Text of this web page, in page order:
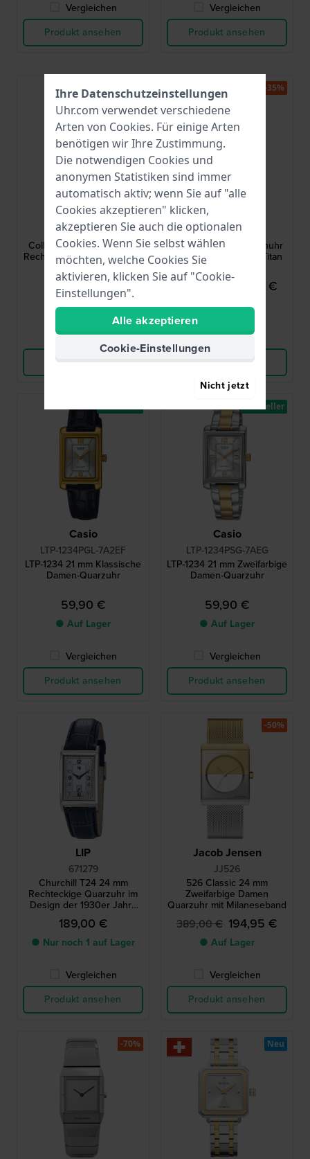
Vergleichen
Produkt ansehen
Vergleichen
Produkt ansehen
Casio
LTP-B150L-7B1EF
Collection Women 22 mm
Rechteckige Damenuhr aus
Edelstahl
69,90 €
● Auf Lager
Vergleichen
Produkt ansehen
3348-01
3348-01 31 mm Damenuhr
im Retro-Design aus Titan
149,95 €
● Auf Lager
Vergleichen
Produkt ansehen
-35%
Casio
LTP-1234PGL-7A2EF
LTP-1234 21 mm Klassische
Damen-Quarzuhr
59,90 €
● Auf Lager
Vergleichen
Produkt ansehen
Casio
LTP-1234PSG-7AEG
LTP-1234 21 mm Zweifarbige
Damen-Quarzuhr
59,90 €
● Auf Lager
Vergleichen
Produkt ansehen
Bestseller
LIP
671279
Churchill T24 24 mm
Rechteckige Quarzuhr im
Design der 1930er Jahre
mit kleiner Sekunde
189,00 €
● Nur noch 1 auf Lager
Vergleichen
Produkt ansehen
Jacob Jensen
JJ526
526 Classic 24 mm
Zweifarbige Damen
Quarzuhr mit Milaneseband
389,00 € 194,95 €
● Auf Lager
Vergleichen
Produkt ansehen
-50%
-70% Neu
Ihre Datenschutzeinstellungen
Uhr.com verwendet verschiedene
Arten von Cookies. Für einige Arten
benötigen wir Ihre Zustimmung.
Die notwendigen Cookies und
anonymen Statistiken sind immer
automatisch aktiv; wenn Sie auf "alle
Cookies akzeptieren" klicken,
akzeptieren Sie auch die optionalen
Cookies. Wenn Sie selbst wählen
möchten, welche Cookies Sie
aktivieren, klicken Sie auf "Cookie-
Einstellungen".
Alle akzeptieren
Cookie-Einstellungen
Nicht jetzt